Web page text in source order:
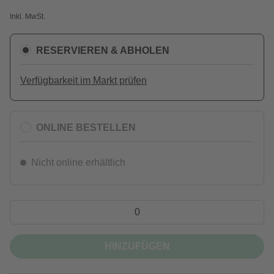
Inkl. MwSt.
RESERVIEREN & ABHOLEN
Verfügbarkeit im Markt prüfen
ONLINE BESTELLEN
Nicht online erhältlich